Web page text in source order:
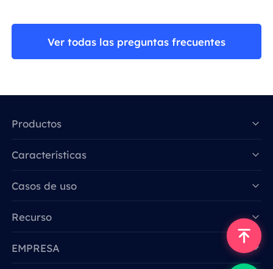
Ver todas las preguntas frecuentes
Productos
Características
Casos de uso
Recurso
EMPRESA